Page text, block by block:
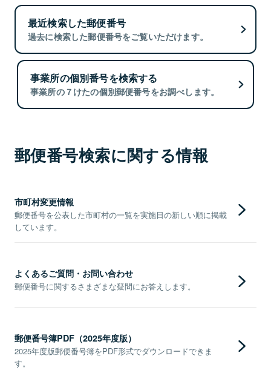
最近検索した郵便番号
過去に検索した郵便番号をご覧いただけます。
事業所の個別番号を検索する
事業所の７けたの個別郵便番号をお調べします。
郵便番号検索に関する情報
市町村変更情報
郵便番号を公表した市町村の一覧を実施日の新しい順に掲載
しています。
よくあるご質問・お問い合わせ
郵便番号に関するさまざまな疑問にお答えします。
郵便番号簿PDF（2025年度版）
2025年度版郵便番号簿をPDF形式でダウンロードできま
す。